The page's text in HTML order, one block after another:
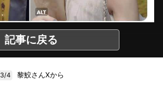
記事に戻る
3/4 黎鮫さんXから